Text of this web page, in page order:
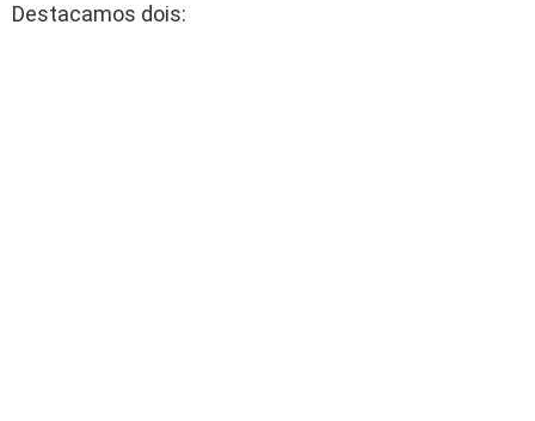
Destacamos dois: